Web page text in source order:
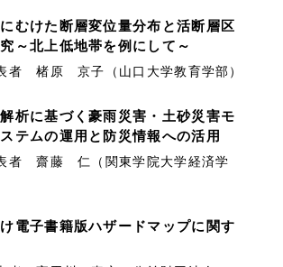
むけた断層変位量分布と活断層区
～北上低地帯を例にして～
楮原 京子（山口大学教育学部）
析に基づく豪雨災害・土砂災害モ
テムの運用と防災情報への活用
齋藤 仁（関東学院大学経済学
電子書籍版ハザードマップに関す